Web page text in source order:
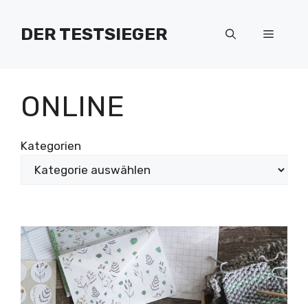
Inhalt
springenDER TESTSIEGER Menü
ONLINE
Kategorien